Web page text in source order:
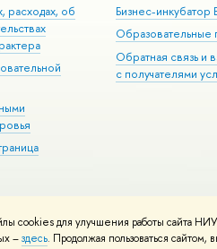
cookies для улучшения работы сайта
–здесь. Продолжая пользоваться
расходах, об
Бизнес-
Образовательные
Обратная связь и
с получателями
Адреса и контакты Условия
Slab разработаны вШколе дизайна